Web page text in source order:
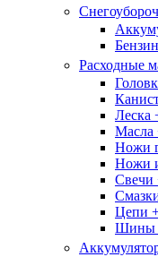
Расходные
Леска
Масла
Ножи
Ножи
Свечи
Цепи
Шины